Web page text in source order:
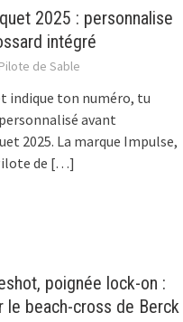
2025 : personnalise
intégré
Pilote de Sable
indique ton numéro, tu
avant
2025. La marque Impulse,
de […]
poignée lock-on :
le beach-cross de Berck